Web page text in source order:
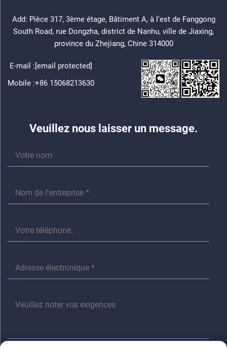
Add: Pièce 317, 3ème étage, Bâtiment A, à l'est de Fanggong
South Road, rue Dongzha, district de Nanhu, ville de Jiaxing,
province du Zhejiang, Chine 314000
E-mail :[email protected]
Mobile :+86 15068213630
Veuillez nous laisser un message.